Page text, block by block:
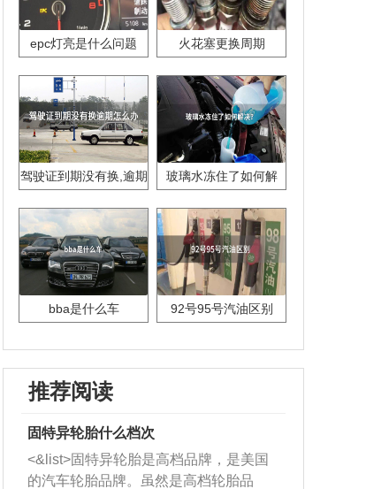
epc灯亮是什么问题 火花塞更换周期
驾驶证到期没有换,逾期
玻璃水冻住了如何解
bba是什么车 92号95号汽油区别
推荐阅读
固特异轮胎什么档次
<&list>固特异轮胎是高档品牌，是美国
的汽车轮胎品牌。虽然是高档轮胎品